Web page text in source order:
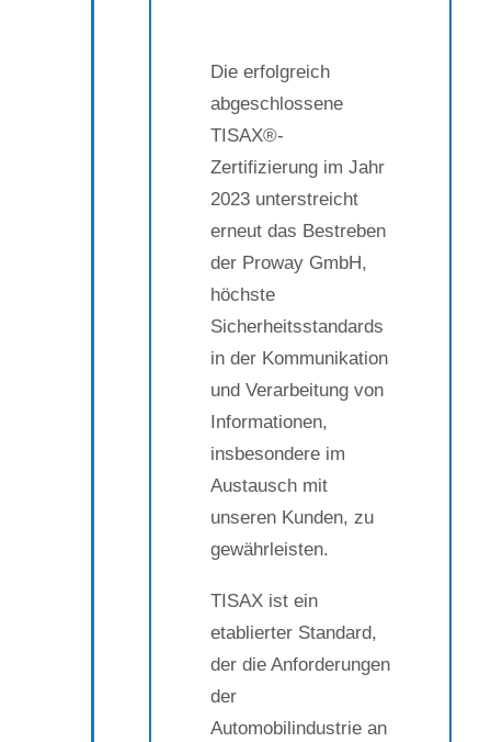
Die erfolgreich
abgeschlossene
TISAX®-
Zertifizierung im Jahr
2023 unterstreicht
erneut das Bestreben
der Proway GmbH,
höchste
Sicherheitsstandards
in der Kommunikation
und Verarbeitung von
Informationen,
insbesondere im
Austausch mit
unseren Kunden, zu
gewährleisten.
TISAX ist ein
etablierter Standard,
der die Anforderungen
der
Automobilindustrie an